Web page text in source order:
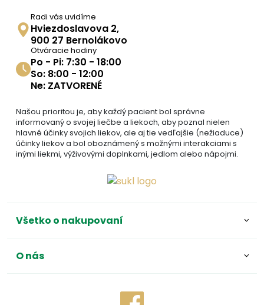
Radi vás uvidíme
Hviezdoslavova 2,
900 27 Bernolákovo
Otváracie hodiny
Po - Pi: 7:30 - 18:00
So: 8:00 - 12:00
Ne: ZATVORENÉ
Našou prioritou je, aby každý pacient bol správne
informovaný o svojej liečbe a liekoch, aby poznal nielen
hlavné účinky svojich liekov, ale aj tie vedľajšie (nežiaduce)
účinky liekov a bol oboznámený s možnými interakciami s
inými liekmi, výživovými doplnkami, jedlom alebo nápojmi.
Všetko o nakupovaní
O nás